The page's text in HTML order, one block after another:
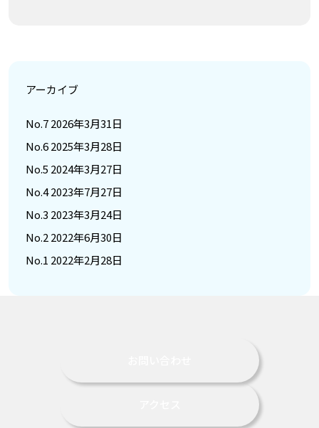
アーカイブ
No.7 2026年3月31日
No.6 2025年3月28日
No.5 2024年3月27日
No.4 2023年7月27日
No.3 2023年3月24日
No.2 2022年6月30日
No.1 2022年2月28日